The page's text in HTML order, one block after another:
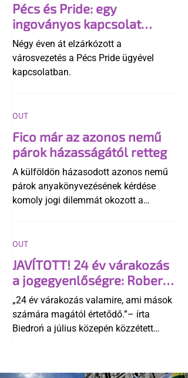
Pécs és Pride: egy
ingoványos kapcsolat
története
Négy éven át elzárkózott a
városvezetés a Pécs Pride ügyével
kapcsolatban.
Fico már az azonos nemű
párok házasságától retteg
A külföldön házasodott azonos nemű
párok anyakönyvezésének kérdése
komoly jogi dilemmát okozott a
egyértelműen tiltja a házasságuk
elismerését. Közben az ellenzéken belül
is vita robbant ki arról, hogy vissza
kellene-e vonni a kormány konzervatív
alkotmánymódosítását
OUT
JAVÍTOTT! 24 év várakozás
a jogegyenlőségre: Robert
Biedroń megindító üzenete
a lengyel bejegyzett
élettársi kapcsolatokért
„24 év várakozás valamire, ami mások
számára magától értetődő.”– írta
Biedroń a július közepén közzétett
OUT